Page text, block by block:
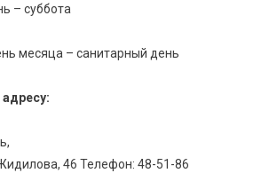
– суббота
месяца – санитарный день
46 Телефон: 48-51-86